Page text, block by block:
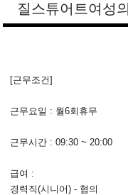
질스튜어트여성
[근무조건]
근무요일 : 월6회휴무
근무시간 : 09:30 ~ 20:00
급여 :
경력직(시니어) - 협의